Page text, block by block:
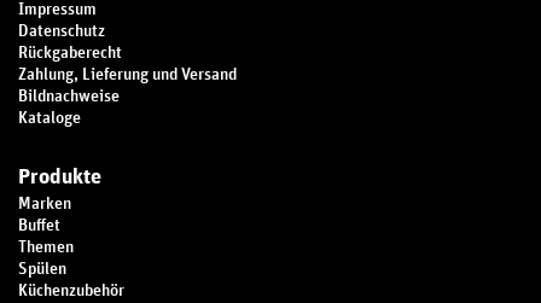
Impressum
Datenschutz
Rückgaberecht
Zahlung, Lieferung und Versand
Bildnachweise
Kataloge
Produkte
Marken
Buffet
Themen
Spülen
Küchenzubehör